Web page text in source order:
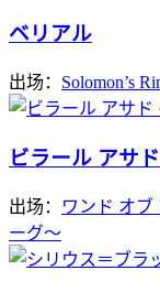
ベリアル
出场： Solomon’s
ビラール アサ
出场：
ワンド オブ
ーグ～